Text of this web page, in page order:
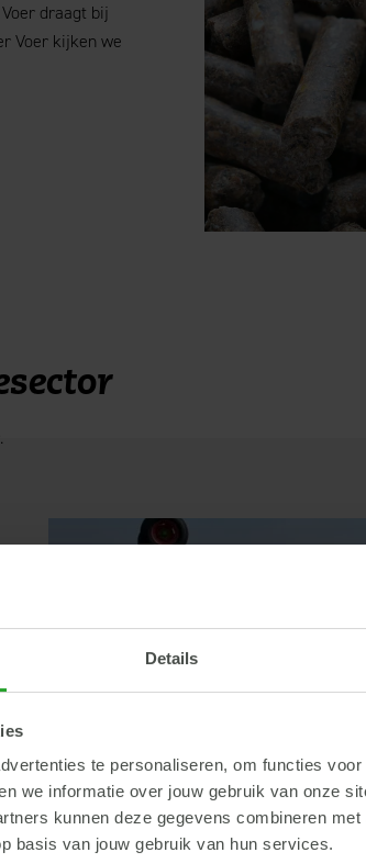
Details
te personaliseren, om functies
we informatie over jouw gebruik van onze
kunnen deze gegevens combineren
basis van jouw gebruik van hun services.
draagt bij
Voer kijken we